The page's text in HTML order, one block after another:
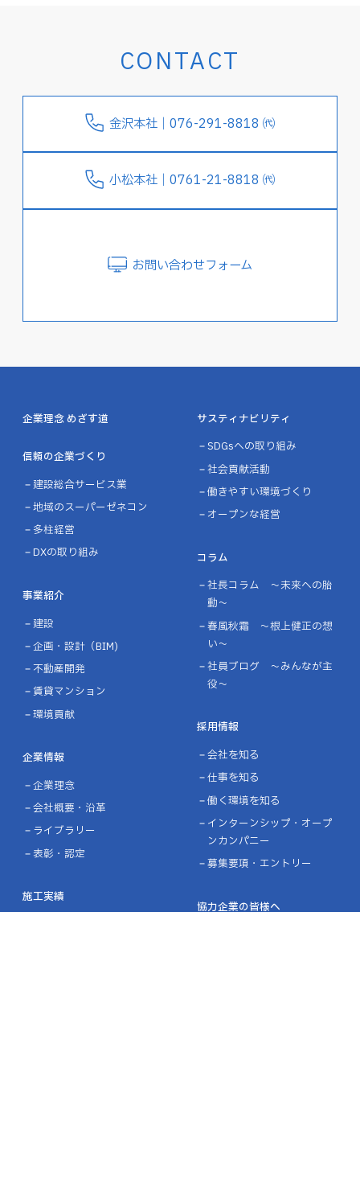
CONTACT
金沢本社｜076-291-8818 ㈹
小松本社｜0761-21-8818 ㈹
お問い合わせフォーム
企業理念 めざす道
信頼の企業づくり
建設総合サービス業
地域のスーパーゼネコン
多柱経営
DXの取り組み
事業紹介
建設
企画・設計（BIM)
不動産開発
賃貸マンション
環境貢献
企業情報
企業理念
会社概要・沿革
ライブラリー
表彰・認定
施工実績
サスティナビリティ
SDGsへの取り組み
社会貢献活動
働きやすい環境づくり
オープンな経営
コラム
社長コラム ～未来への胎
動～
春風秋霜 ～根上健正の想
い～
社員ブログ ～みんなが主
役～
採用情報
会社を知る
仕事を知る
働く環境を知る
インターンシップ・オープ
ンカンパニー
募集要項・エントリー
協力企業の皆様へ